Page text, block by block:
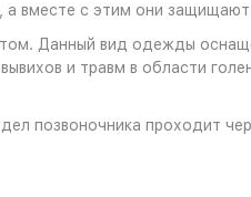
а вместе с этим они
Данный вид одежды
и травм в области
позвоночника проходит